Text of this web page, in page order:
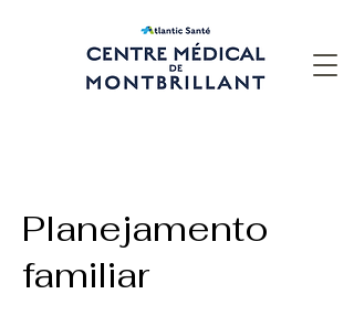
Planejamento
familiar